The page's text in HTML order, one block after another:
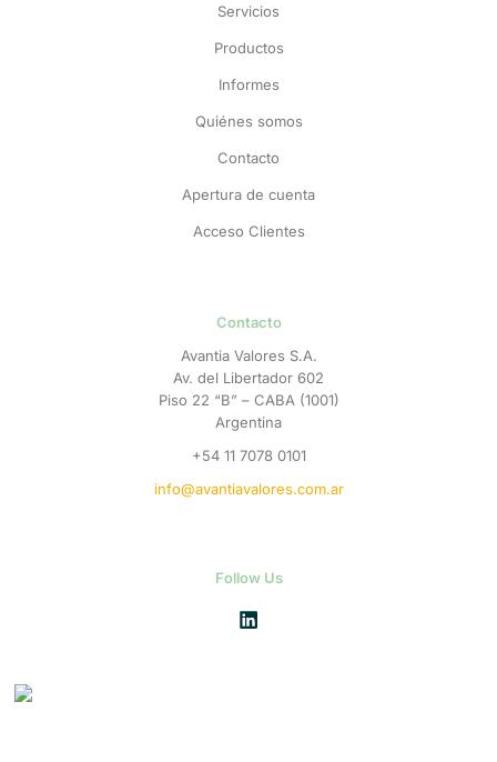
Servicios
Productos
Informes
Quiénes somos
Contacto
Apertura de cuenta
Acceso Clientes
Contacto
Avantia Valores S.A.
Av. del Libertador 602
Piso 22 “B” – CABA (1001)
Argentina
+54 11 7078 0101
info@avantiavalores.com.ar
Follow Us